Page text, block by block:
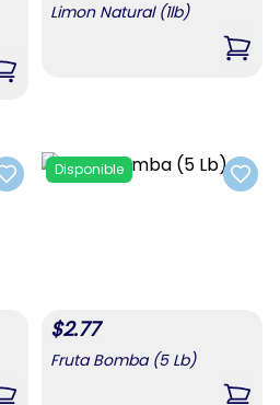
,Caldocin (viandas Peladas)
Limon Natural (1lb)
,
Add to favorites Add
Disponible
$2.77
Fruta Bomba (5 Lb)